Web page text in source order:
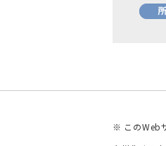
※ このWeb